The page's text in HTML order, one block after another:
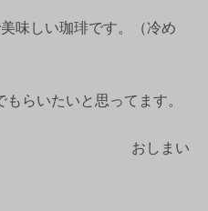
味しい珈琲です。（冷め
らいたいと思ってます。
おしまい